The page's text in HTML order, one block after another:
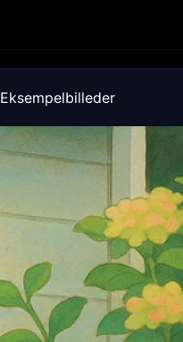
Eksempelbilleder